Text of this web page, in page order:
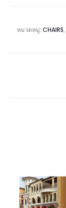
หมวดหมู่: CHAIRS,